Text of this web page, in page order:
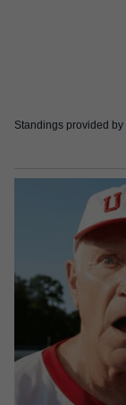
Standings provided by